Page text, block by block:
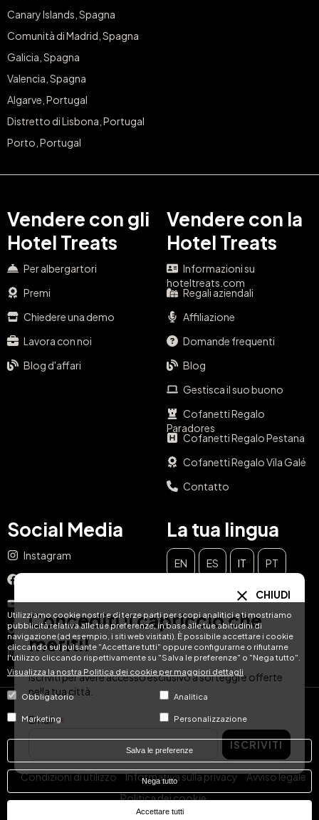
Utilizziamo cookie nostri e di terze parti per scopi analitici e ti mostriamo
pubblicità relativa alle tue preferenze, in base alle tue abitudini di
navigazione (ad esempio, i siti web visitati). È possibile accettare i cookie
cliccando sul pulsante "Accettare tutti" oppure configurarne o rifiutarne
l'utilizzo cliccando rispettivamente su "Salva le preferenze" o "Nega tutto".
Visualizza la nostra Politica dei cookie per maggiori dettagli
Obbligatorio Analitica
Marketing Personalizzazione
Salva le preferenze
Nega tutto
Accettare tutti
Canary Islands, Spagna
Comunità di Madrid, Spagna
Galicia, Spagna
Valencia, Spagna
Algarve, Portugal
Distretto di Lisbona, Portugal
Porto, Portugal
Vendere con gli
Hotel Treats
Per albergartori
Premi
Chiedere una demo
Lavora con noi
Blog d'affari
Vendere con la
Hotel Treats
Informazioni su
hoteltreats.com
Regali aziendali
Affiliazione
Domande frequenti
Blog
Gestisca il suo buono
Cofanetti Regalo
Paradores
Cofanetti Regalo Pestana
Cofanetti Regalo Vila Galé
Contatto
Social Media
Instagram
YouTube
TikTok
LinkedIn
La tua lingua
EN ES IT PT
NL
© Hotel Treats 2026
Tel: +34 871 51 00 40 (9:00 - 19:00 CEST)
Condizioni di utilizzo Informativa sulla privacy
Avviso legale
Politica dei cookie
CHIUDI
Concediti il capriccio che
meriti!
Iscriviti per avere accesso esclusivo a sorteggi e offerte
nella tua città.
Email
ISCRIVITI